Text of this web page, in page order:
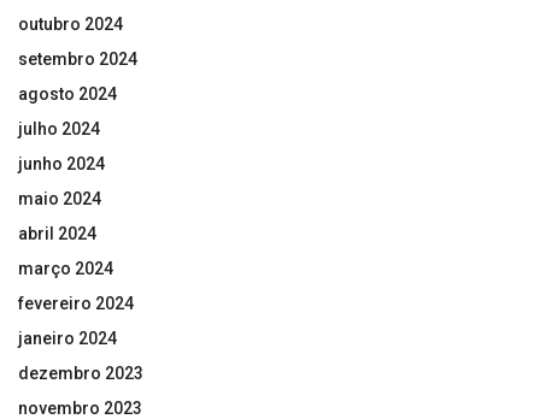
outubro 2024
setembro 2024
agosto 2024
julho 2024
junho 2024
maio 2024
abril 2024
março 2024
fevereiro 2024
janeiro 2024
dezembro 2023
novembro 2023